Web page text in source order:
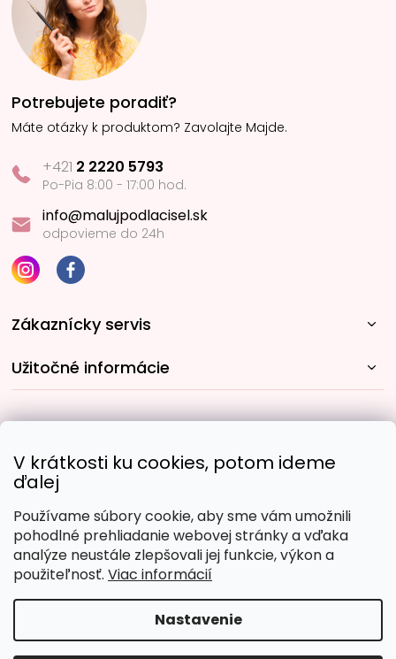
V krátkosti ku cookies, potom ideme
ďalej
Používame súbory cookie, aby sme vám umožnili
pohodlné prehliadanie webovej stránky a vďaka
analýze neustále zlepšovali jej funkcie, výkon a
použiteľnosť. Viac informácií
Nastavenie
Potrebujete poradiť?
Máte otázky k produktom? Zavolajte Majde.
+421 2 2220 5793
Po-Pia 8:00 - 17:00 hod.
info@malujpodlacisel.sk
odpovieme do 24h
Zákaznícky servis
Užitočné informácie
Obľúbené spôsoby platby:
Copyright 2026Malujpodlacisel.sk. Všetky práva